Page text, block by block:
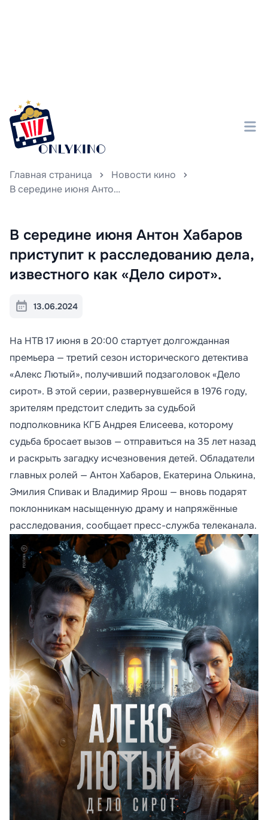
Главная страница
Новости кино
В середине июня Антон Хабаров приступит к расследованию дела, известного как «Дело сирот».
В середине июня Антон Хабаров
приступит к расследованию дела,
известного как «Дело сирот».
13.06.2024
На НТВ 17 июня в 20:00 стартует долгожданная
премьера — третий сезон исторического детектива
«Алекс Лютый», получивший подзаголовок «Дело
сирот». В этой серии, развернувшейся в 1976 году,
зрителям предстоит следить за судьбой
подполковника КГБ Андрея Елисеева, которому
судьба бросает вызов — отправиться на 35 лет назад
и раскрыть загадку исчезновения детей. Обладатели
главных ролей — Антон Хабаров, Екатерина Олькина,
Эмилия Спивак и Владимир Ярош — вновь подарят
поклонникам насыщенную драму и напряжённые
расследования, сообщает пресс-служба телеканала.